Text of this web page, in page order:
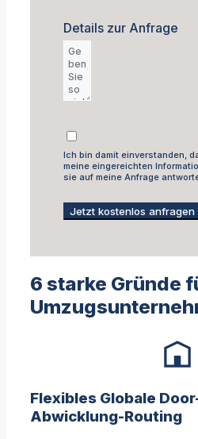
Details zur Anfrage
Ich bin damit einverstanden,
meine eingereichten
sie auf meine Anfrage
Jetzt kostenlos anfragen
6 starke Gründe
Flexibles Globale
Abwicklung-Routing